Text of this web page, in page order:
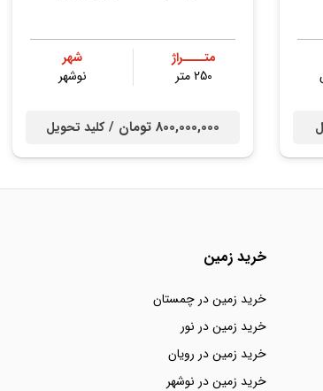
متــــراژ
250 متر
شهر
نوشهر
800,000,000 تومان / کلید تحویل
خرید زمین
خرید زمین در چمستان
خرید زمین در نور
خرید زمین در رویان
خرید زمین در نوشهر